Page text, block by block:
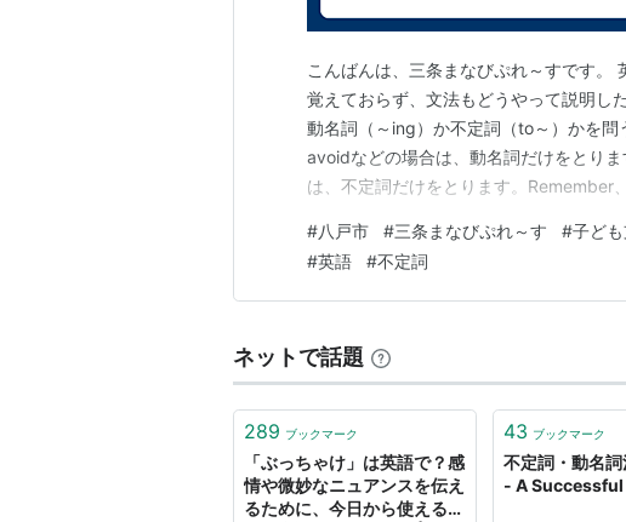
こんばんは、三条まなびぷれ～すです。
覚えておらず、文法もどうやって説明し
動名詞（～ing）か不定詞（to～）かを問
avoidなどの場合は、動名詞だけをとり
は、不定詞だけをとります。Remember
題でした。まずはwant の後にはどちら
#八戸市 #三条まなびぷれ～す #子ど
#英語 #不定詞
ネットで話題
289 ブックマーク
「ぶっちゃけ」は英語で？感
情や微妙なニュアンスを伝え
るために、今日から使える
43 ブックマーク
不定詞・動名
- A